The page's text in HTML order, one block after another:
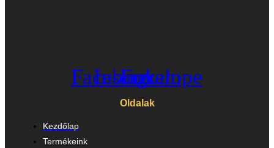
Facebook
Instagram
Envelope
Oldalak
Kezdőlap
Termékeink